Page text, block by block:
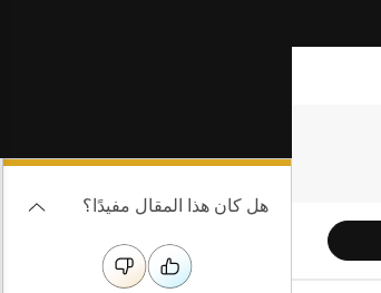
هل كان هذا المقال مفيدًا؟